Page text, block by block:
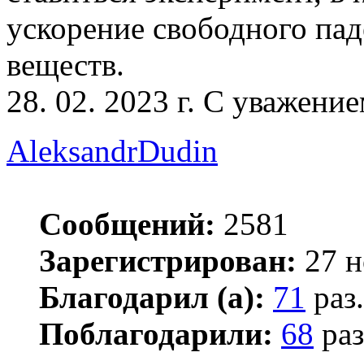
ускорение свободного
веществ.
28. 02. 2023 г. С
AleksandrDudin
Сообщений: 2581
Зарегистрирован: 27
Благодарил (а): 71 раз.
Поблагодарили: 68